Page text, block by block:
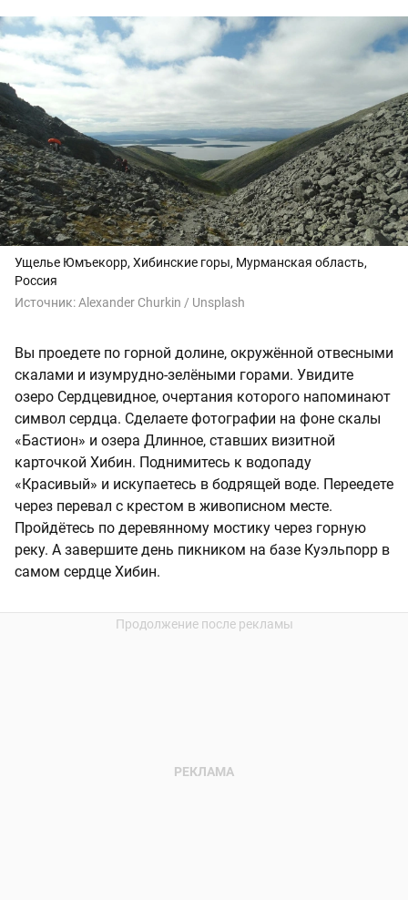
Ущелье Юмъекорр, Хибинские горы, Мурманская область,
Россия
Источник:Alexander Churkin / Unsplash
Вы проедете по горной долине, окружённой отвесными
скалами и изумрудно-зелёными горами. Увидите
озеро Сердцевидное, очертания которого напоминают
символ сердца. Сделаете фотографии на фоне скалы
«Бастион» и озера Длинное, ставших визитной
карточкой Хибин. Поднимитесь к водопаду
«Красивый» и искупаетесь в бодрящей воде. Переедете
через перевал с крестом в живописном месте.
Пройдётесь по деревянному мостику через горную
реку. А завершите день пикником на базе Куэльпорр в
самом сердце Хибин.